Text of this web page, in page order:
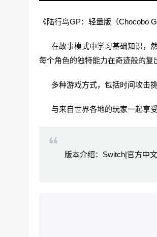
《陆行鸟GP：轻量版（Chocobo
在故事模式中学习基础知识，然
每个角色的独特能力在奇迹般的复
多种游戏方式，包括时间攻击挑
与来自世界各地的玩家一起享受
版本介绍：Switch|官方中